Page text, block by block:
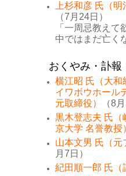
上杉和彦 氏（
（7月24日）
「一周忌教え
中ではまだ亡く
おくやみ・訃報
横江昭 氏（大和
イワボウホール
元取締役）
（8
黒木登志夫 氏（
京大学 名誉教授
山本文男 氏（元
月7日）
紀田順一郎 氏（